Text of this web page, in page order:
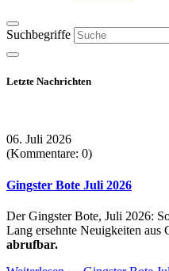
Suchbegriffe
Letzte Nachrichten
06. Juli 2026
(Kommentare: 0)
Gingster Bote Juli 2026
Der Gingster Bote, Juli 2026:
Lang ersehnte Neuigkeiten aus
abrufbar.